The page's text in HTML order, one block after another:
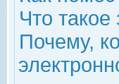
Что такое
Почему,